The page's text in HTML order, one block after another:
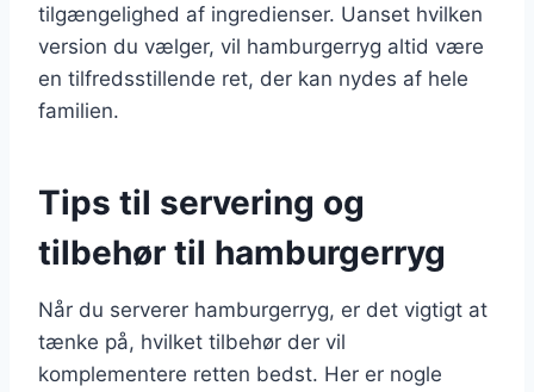
tilgængelighed af ingredienser. Uanset hvilken
version du vælger, vil hamburgerryg altid være
en tilfredsstillende ret, der kan nydes af hele
familien.
Tips til servering og
tilbehør til hamburgerryg
Når du serverer hamburgerryg, er det vigtigt at
tænke på, hvilket tilbehør der vil
komplementere retten bedst. Her er nogle